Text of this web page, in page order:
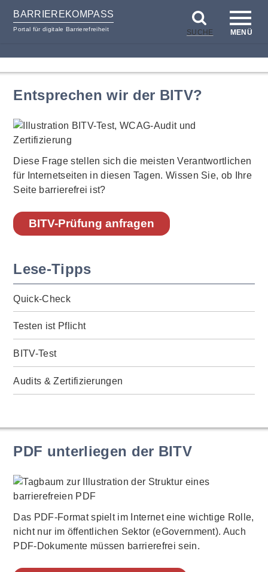
BARRIEREKOMPASS
Portal für digitale Barrierefreiheit SUCHE MENÜ
Entsprechen wir der BITV?
Diese Frage stellen sich die meisten Verantwortlichen
für Internetseiten in diesen Tagen. Wissen Sie, ob Ihre
Seite barrierefrei ist?
BITV-Prüfung anfragen
Lese-Tipps
Quick-Check
Testen ist Pflicht
BITV-Test
Audits & Zertifizierungen
PDF unterliegen der BITV
Das PDF-Format spielt im Internet eine wichtige Rolle,
nicht nur im öffentlichen Sektor (eGovernment). Auch
PDF-Dokumente müssen barrierefrei sein.